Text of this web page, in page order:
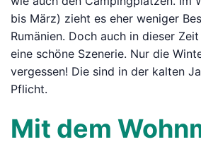
bis März) zieht es eher weniger
Rumänien. Doch auch in dieser
eine schöne Szenerie. Nur die
vergessen! Die sind in der kalten
Pflicht.
Mit dem